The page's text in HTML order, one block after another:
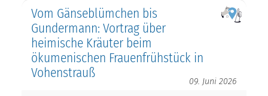
Vom Gänseblümchen bis
Gundermann: Vortrag über
heimische Kräuter beim
ökumenischen Frauenfrühstück in
Vohenstrauß
09. Juni 2026